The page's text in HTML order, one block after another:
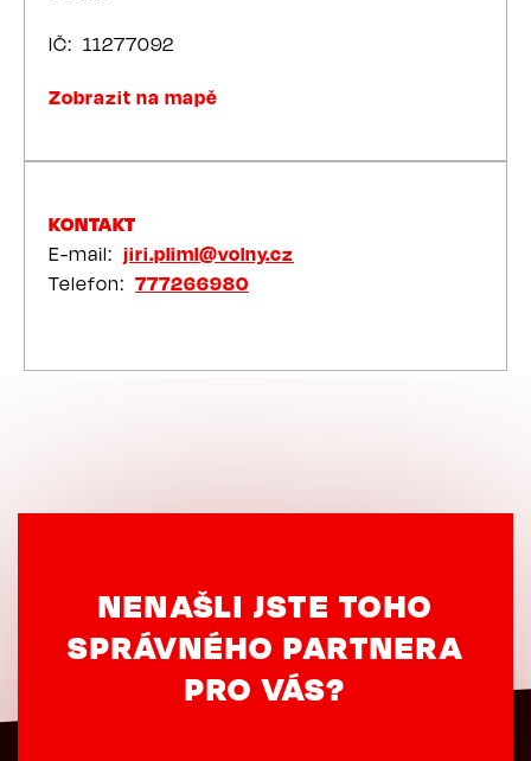
IČ 11277092
Zobrazit na mapě
KONTAKT
E-mail
jiri.pliml@volny.cz
Telefon
777266980
NENAŠLI JSTE TOHO
SPRÁVNÉHO PARTNERA
PRO VÁS?